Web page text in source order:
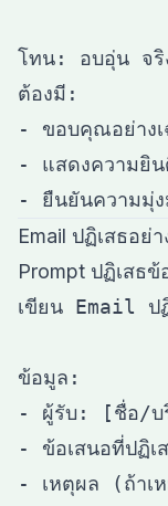
โทน: อบอุ่น จริ
ต้องมี:
- ขอบคุณอย่างเ
- แสดงความยิน
Email ปฏิเสธอย่
Prompt ปฏิเสธข้
เขียน Email ปฏิ
ข้อมูล:
- ผู้รับ: [ชื่อ/บ
- ข้อเสนอที่ปฏิ
- เหตุผล (ถ้าเ